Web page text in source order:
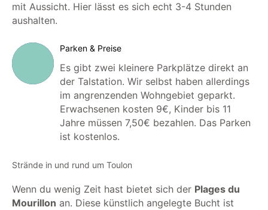
mit Aussicht. Hier lässt es sich echt 3-4 Stunden
aushalten.
Parken & Preise
Es gibt zwei kleinere Parkplätze direkt an
der Talstation. Wir selbst haben allerdings
im angrenzenden Wohngebiet geparkt.
Erwachsenen kosten 9€, Kinder bis 11
Jahre müssen 7,50€ bezahlen. Das Parken
ist kostenlos.
Strände in und rund um Toulon
Wenn du wenig Zeit hast bietet sich der Plages du
Mourillon an. Diese künstlich angelegte Bucht ist